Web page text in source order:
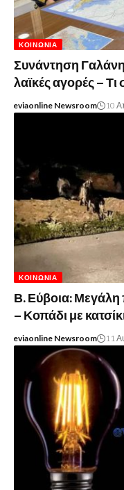
ΚΟΙΝΩΝΊΑ
Συνάντηση Γαλάνη
λαϊκές αγορές –
eviaonline Newsroom 10
ΚΟΙΝΩΝΊΑ
Β. Εύβοια:
– Κοπάδι με
eviaonline Newsroom 11